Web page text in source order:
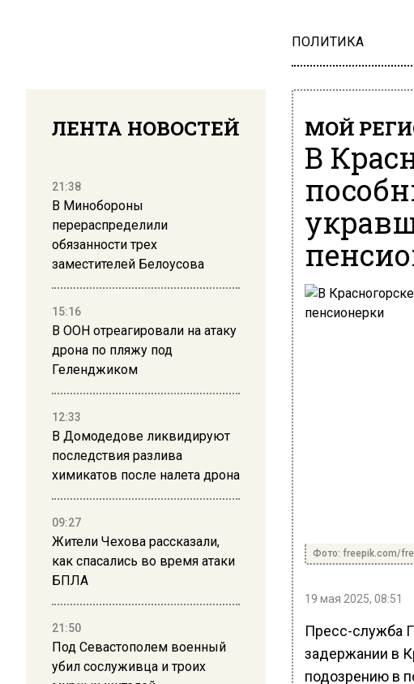
ПОЛИТИКА
ЛЕНТА НОВОСТЕЙ
21:38
В Минобороны
перераспределили
обязанности трех
заместителей Белоусова
15:16
В ООН отреагировали на атаку
дрона по пляжу под
Геленджиком
12:33
В Домодедове ликвидируют
последствия разлива
химикатов после налета дрона
09:27
Жители Чехова рассказали,
как спасались во время атаки
БПЛА
21:50
Под Севастополем военный
убил сослуживца и троих
МОЙ
В
Фото: freepik.com/
19 мая 2025, 08:51
Пресс-служба
задержании в
подозрению в